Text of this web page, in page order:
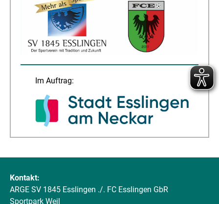
Im Auftrag:
Kontakt:
ARGE SV 1845 Esslingen ./. FC Esslingen GbR
Sportpark Weil